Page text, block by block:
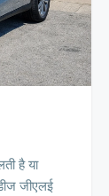
है या
जीएलई